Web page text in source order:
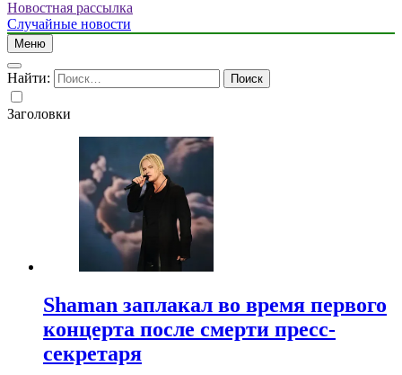
Новостная рассылка
Случайные новости
Меню
Найти:
Заголовки
Shaman заплакал во время первого
концерта после смерти пресс-
секретаря